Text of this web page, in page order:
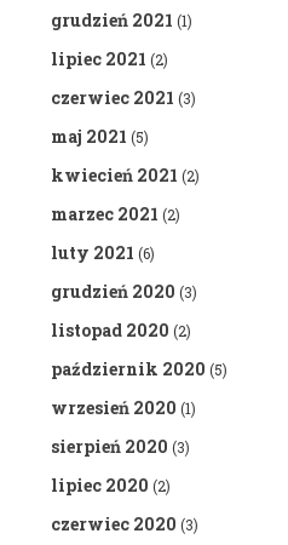
grudzień 2021 (1)
lipiec 2021 (2)
czerwiec 2021 (3)
maj 2021 (5)
kwiecień 2021 (2)
marzec 2021 (2)
luty 2021 (6)
grudzień 2020 (3)
listopad 2020 (2)
październik 2020 (5)
wrzesień 2020 (1)
sierpień 2020 (3)
lipiec 2020 (2)
czerwiec 2020 (3)